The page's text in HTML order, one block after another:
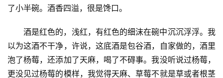
了小半碗。酒香四溢，很是馋口。
酒是红色的，浅红，有红色的细沫在碗中沉沉浮浮。我
以为这酒不干净，许说，这底酒是包谷酒，自家做的，酒里
泡了杨莓，还添加了天麻，喝了不碍事。我没听说过杨莓，
更没见过杨莓的模样，我觉得天麻、草莓不就是草或者根茎